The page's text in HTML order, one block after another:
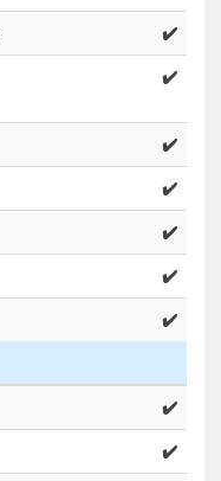
✔️
✔️
✔️
✔️
✔️
✔️
✔️
✔️
✔️